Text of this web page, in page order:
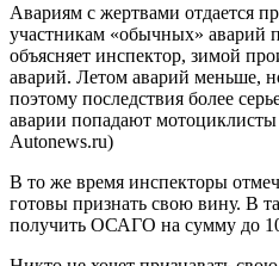
Авариям с жертвами отдается
участникам «обычных» аварий
объясняет инспектор, зимой
аварий. Летом аварий меньше,
поэтому последствия более
аварии попадают
Autonews.ru)
В то же время инспекторы
готовы признать свою вину. В
получить ОСАГО на сумму до